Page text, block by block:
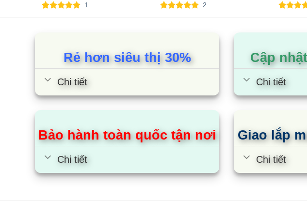
1 2
đánh giá
Rẻ hơn siêu thị 30%
Chi tiết
Cập
Chi tiết
Bảo hành toàn quốc tận nơi
Chi tiết
Giao lắp
Chi tiết